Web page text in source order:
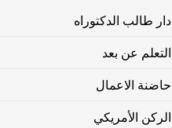
دار طالب الدكتوراه
التعلم عن بعد
حاضنة الاعمال
الركن الأمريكي